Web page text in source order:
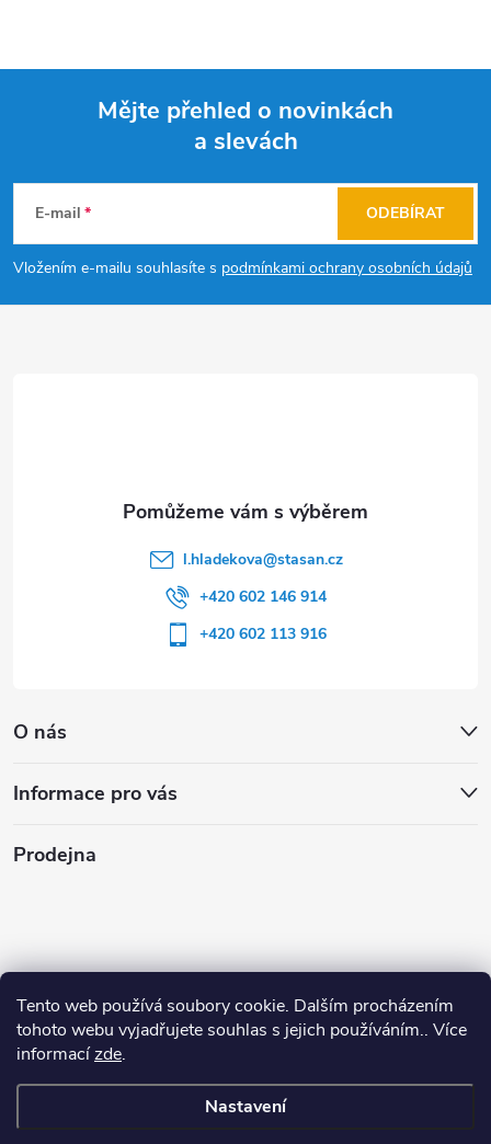
Tento web používá soubory cookie. Dalším procházením
tohoto webu vyjadřujete souhlas s jejich používáním.. Více
informacízde.
Nastavení
p
a
Mějte přehled o novinkách
a slevách
E-mail
Vložením e-mailu souhlasíte s podmínkami ochrany osobních údajů
ODEBÍRAT
O nás
Informace pro vás
l.hladekova@stasan.cz
+420 602 146 914
+420 602 113 916
Prodejna